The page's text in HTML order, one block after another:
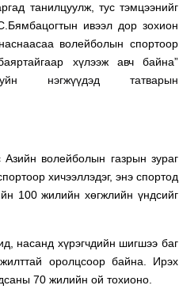
танилцуулж, тус тэмцээнийг
ивээл дор зохион
волейболын спортоор
хүлээж авч байна”
нэгжүүдэд татварын
волейболын газрын зураг
хичээллэдэг, энэ спортод
100 жилийн хөгжлийн үндсийг
насанд хүрэгчдийн шигшээ баг
оролцсоор байна. Ирэх
70 жилийн ой тохионо.